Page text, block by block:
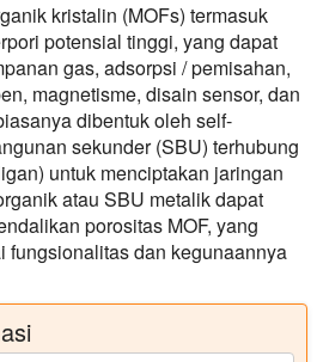
kristalin (MOFs) termasuk
potensial tinggi, yang dapat
gas, adsorpsi / pemisahan,
magnetisme, disain sensor, dan
dibentuk oleh self-
sekunder (SBU) terhubung
untuk menciptakan jaringan
atau SBU metalik dapat
porositas MOF, yang
fungsionalitas dan kegunaannya